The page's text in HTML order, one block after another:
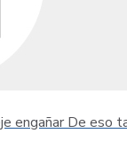
engañar De eso